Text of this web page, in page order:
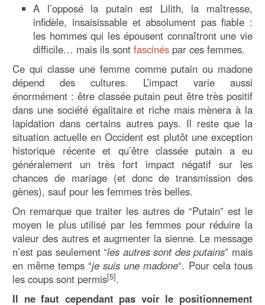
A l’opposé la putain est Lilith, la maîtresse,
infidèle, insaisissable et absolument pas fiable :
les hommes qui les épousent connaîtront une vie
difficile… mais ils sontfascinés par ces femmes.
Ce qui classe une femme comme putain ou madone
dépend des cultures. L’impact varie aussi
énormément : être classée putain peut être très positif
dans une société égalitaire et riche mais mènera à la
lapidation dans certains autres pays. Il reste que la
situation actuelle en Occident est plutôt une exception
historique récente et qu’être classée putain a eu
généralement un très fort impact négatif sur les
chances de mariage (et donc de transmission des
gènes), sauf pour les femmes très belles.
On remarque que traiter les autres de “Putain” est le
moyen le plus utilisé par les femmes pour réduire la
valeur des autres et augmenter la sienne. Le message
n’est pas seulement “les autres sont des putains” mais
en même temps “je suis une madone“. Pour cela tous
les coups sont permis[5].
Il ne faut cependant pas voir le positionnement